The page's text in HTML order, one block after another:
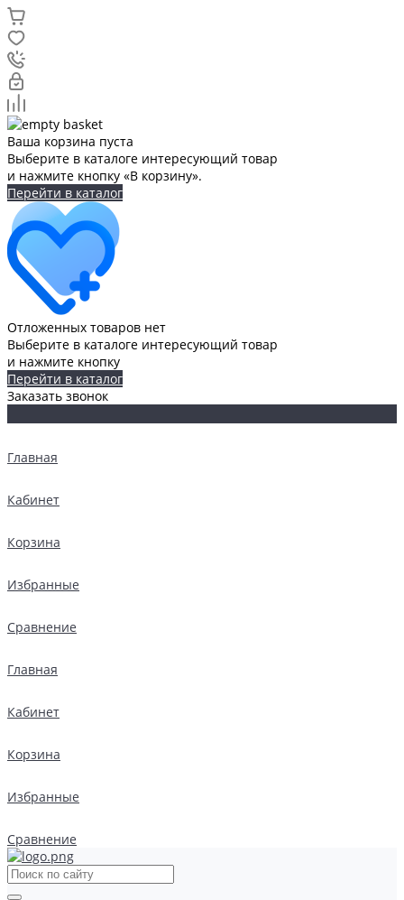
Ваша корзина пуста
Выберите в каталоге интересующий товар
и нажмите кнопку «В корзину».
Перейти в каталог
Отложенных товаров нет
Выберите в каталоге интересующий товар
и нажмите кнопку
Перейти в каталог
Заказать звонок
Главная
Кабинет
Корзина
Избранные
Сравнение
Главная
Кабинет
Корзина
Избранные
Сравнение